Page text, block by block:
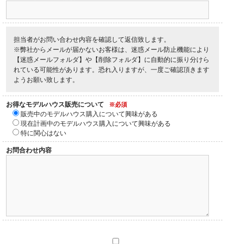
担当者がお問い合わせ内容を確認して返信致します。
※弊社からメールが届かないお客様は、迷惑メール防止機能により
【迷惑メールフォルダ】や【削除フォルダ】に自動的に振り分けら
れている可能性があります。恐れ入りますが、一度ご確認頂きます
ようお願い致します。
お得なモデルハウス販売について ※必須
販売中のモデルハウス購入について興味がある
現在計画中のモデルハウス購入について興味がある
特に関心はない
お問合わせ内容